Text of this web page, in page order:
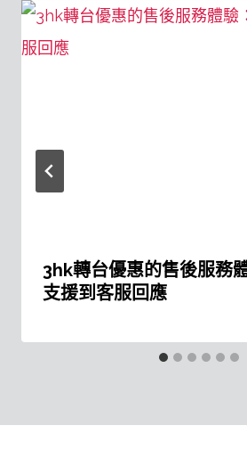
3hk轉台優惠的售後服務
支援到客服回應